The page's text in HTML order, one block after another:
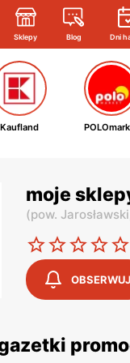
Sklepy Blog Dni
Kaufland
moje
(pow.
OBSERWUJ